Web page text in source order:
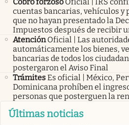
cuentas bancarias, vehículos y
que no hayan presentado la
Impuestos después de recibir
Atención Oficial | Las
automáticamente los bienes,
bancarias de todos los
postergaron el Aviso Final
TrámitesEs oficial | México,
Dominicana prohíben el
personas que posterguen la
Últimas noticias